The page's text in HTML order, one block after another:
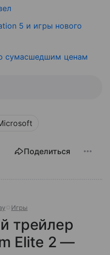
5 и игры нового
сумасшедшим ценам
Поделиться
Игры
трейлер
Elite 2 —